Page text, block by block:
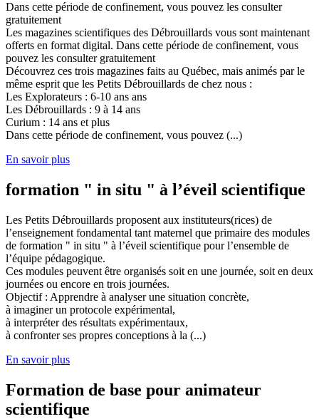
Dans cette période de confinement, vous pouvez les consulter
gratuitement
Les magazines scientifiques des Débrouillards vous sont maintenant
offerts en format digital. Dans cette période de confinement, vous
pouvez les consulter gratuitement
Découvrez ces trois magazines faits au Québec, mais animés par le
même esprit que les Petits Débrouillards de chez nous :
Les Explorateurs : 6-10 ans ans
Les Débrouillards : 9 à 14 ans
Curium : 14 ans et plus
Dans cette période de confinement, vous pouvez (...)
En savoir plus
formation " in situ " à l’éveil scientifique
Les Petits Débrouillards proposent aux instituteurs(rices) de
l’enseignement fondamental tant maternel que primaire des modules
de formation " in situ " à l’éveil scientifique pour l’ensemble de
l’équipe pédagogique.
Ces modules peuvent être organisés soit en une journée, soit en deux
journées ou encore en trois journées.
Objectif : Apprendre à analyser une situation concrète,
à imaginer un protocole expérimental,
à interpréter des résultats expérimentaux,
à confronter ses propres conceptions à la (...)
En savoir plus
Formation de base pour animateur
scientifique